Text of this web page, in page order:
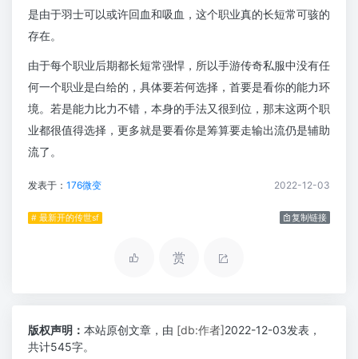
是由于羽士可以或许回血和吸血，这个职业真的长短常可骇的
存在。
由于每个职业后期都长短常强悍，所以手游传奇私服中没有任
何一个职业是白给的，具体要若何选择，首要是看你的能力环
境。若是能力比力不错，本身的手法又很到位，那末这两个职
业都很值得选择，更多就是要看你是筹算要走输出流仍是辅助
流了。
发表于： 176微变 2022-12-03
# 最新开的传世sf 复制链接
赏
版权声明： 本站原创文章，由 [db:作者]2022-12-03发表，
共计545字。